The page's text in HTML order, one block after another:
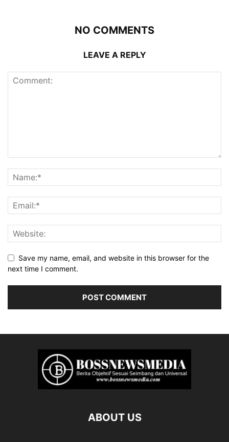
NO COMMENTS
LEAVE A REPLY
Save my name, email, and website in this browser for the
next time I comment.
ABOUT US